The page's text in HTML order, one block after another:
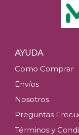
AYUDA
Como Comprar
Envíos
Nosotros
Preguntas
Términos y